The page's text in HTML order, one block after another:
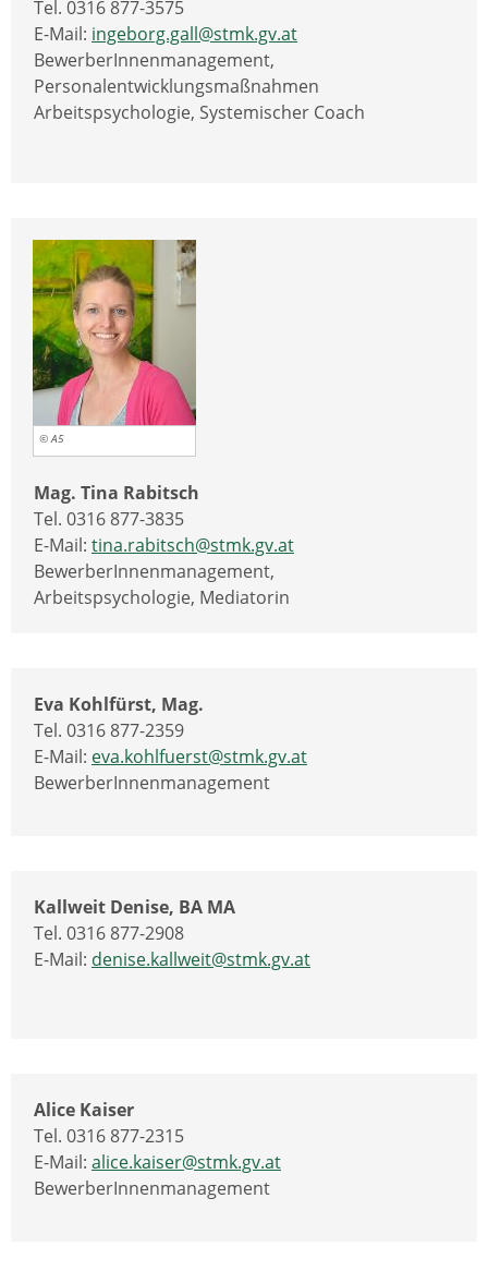
Tel. 0316 877-3575
E-Mail: ingeborg.gall@stmk.gv.at
BewerberInnenmanagement,
Personalentwicklungsmaßnahmen
Arbeitspsychologie, Systemischer Coach
© A5
Mag. Tina Rabitsch
Tel. 0316 877-3835
E-Mail: tina.rabitsch@stmk.gv.at
BewerberInnenmanagement,
Arbeitspsychologie, Mediatorin
Eva Kohlfürst, Mag.
Tel. 0316 877-2359
E-Mail: eva.kohlfuerst@stmk.gv.at
BewerberInnenmanagement
Kallweit Denise, BA MA
Tel. 0316 877-2908
E-Mail: denise.kallweit@stmk.gv.at
Alice Kaiser
Tel. 0316 877-2315
E-Mail: alice.kaiser@stmk.gv.at
BewerberInnenmanagement